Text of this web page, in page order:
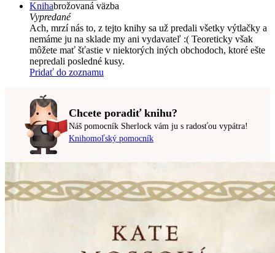
Knihabrožovaná väzba
Vypredané
Ach, mrzí nás to, z tejto knihy sa už predali všetky výtlačky a
nemáme ju na sklade my ani vydavateľ :( Teoreticky však
môžete mať šťastie v niektorých iných obchodoch, ktoré ešte
nepredali posledné kusy.
Pridať do zoznamu
Chcete poradiť knihu?
Náš pomocník Sherlock vám ju s radosťou vypátra!
Knihomoľský pomocník